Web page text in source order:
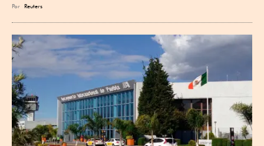
Por Reuters